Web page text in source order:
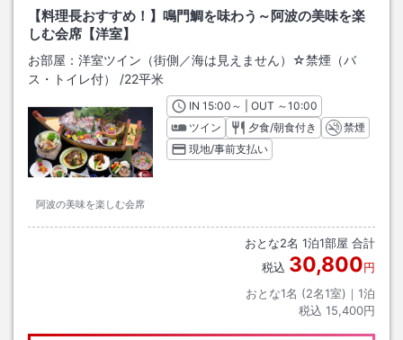
【料理長おすすめ！】鳴門鯛を味わう～阿波の美味を楽
しむ会席【洋室】
お部屋： 洋室ツイン（街側／海は見えません）☆禁煙（バ
ス・トイレ付）
/22平米
阿波の美味を楽しむ会席
INチェックイン
15:00 ～ | OUT チェックアウト
～10:00
ツイン
夕食/朝食付き
禁煙
現地/事前支払い
おとな2名 1泊1部屋 合計
税込 30,800円
おとな1名 (2名1室)｜ 1泊
税込 15,400円